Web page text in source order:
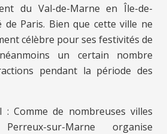
du Val-de-Marne en Île-de-
de Paris. Bien que cette ville ne
célèbre pour ses festivités de
un certain nombre
pendant la période des
: Comme de nombreuses villes
sur-Marne organise